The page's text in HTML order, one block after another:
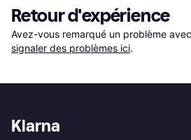
Retour d'expérience
Avez-vous remarqué un problème
signaler des problèmes ici.
Klarna